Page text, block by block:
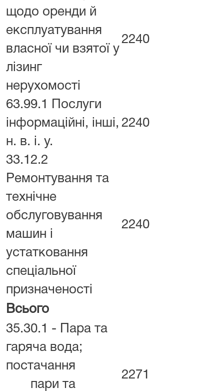
щодо оренди й
експлуатування
власної чи взятої у
лізинг
нерухомості
2240
63.99.1 Послуги
інформаційні, інші,
н. в. і. у.
2240
33.12.2
Ремонтування та
технічне
обслуговування
машин і
устатковання
спеціальної
призначеності
2240
Всього
35.30.1 - Пара та
гаряча вода;
постачання
пари та
2271